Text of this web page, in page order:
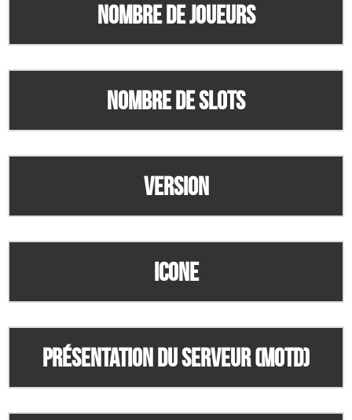
Nombre de joueurs
Nombre de slots
Version
Icone
Présentation du serveur (MOTD)